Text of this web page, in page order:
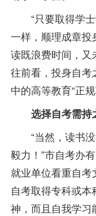
“只要取得学士
一样，顺理成章投
读既浪费时间，
往前看，投身自
中的高等教育“正规
选择自考需持
“当然，读书没
毅力！”市自考办
就业单位看重自
自考取得专科或
神，而且自我学习